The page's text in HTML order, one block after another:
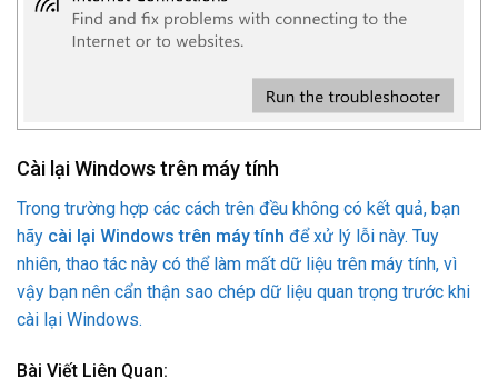
Cài lại Windows trên máy tính
Trong trường hợp các cách trên đều không có kết quả, bạn
hãy cài lại Windows trên máy tính để xử lý lỗi này. Tuy
nhiên, thao tác này có thể làm mất dữ liệu trên máy tính, vì
vậy bạn nên cẩn thận sao chép dữ liệu quan trọng trước khi
cài lại Windows.
Bài Viết Liên Quan: